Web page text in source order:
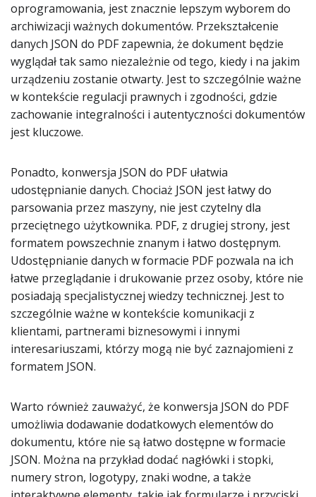
oprogramowania, jest znacznie lepszym wyborem do
archiwizacji ważnych dokumentów. Przekształcenie
danych JSON do PDF zapewnia, że dokument będzie
wyglądał tak samo niezależnie od tego, kiedy i na jakim
urządzeniu zostanie otwarty. Jest to szczególnie ważne
w kontekście regulacji prawnych i zgodności, gdzie
zachowanie integralności i autentyczności dokumentów
jest kluczowe.
Ponadto, konwersja JSON do PDF ułatwia
udostępnianie danych. Chociaż JSON jest łatwy do
parsowania przez maszyny, nie jest czytelny dla
przeciętnego użytkownika. PDF, z drugiej strony, jest
formatem powszechnie znanym i łatwo dostępnym.
Udostępnianie danych w formacie PDF pozwala na ich
łatwe przeglądanie i drukowanie przez osoby, które nie
posiadają specjalistycznej wiedzy technicznej. Jest to
szczególnie ważne w kontekście komunikacji z
klientami, partnerami biznesowymi i innymi
interesariuszami, którzy mogą nie być zaznajomieni z
formatem JSON.
Warto również zauważyć, że konwersja JSON do PDF
umożliwia dodawanie dodatkowych elementów do
dokumentu, które nie są łatwo dostępne w formacie
JSON. Można na przykład dodać nagłówki i stopki,
numery stron, logotypy, znaki wodne, a także